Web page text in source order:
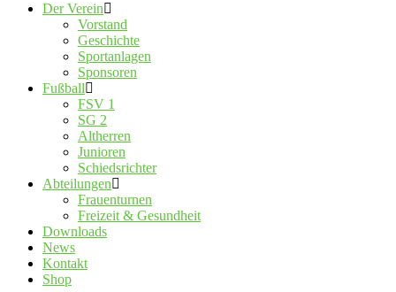
Der Verein
Vorstand
Geschichte
Sportanlagen
Sponsoren
Fußball
FSV 1
SG 2
Altherren
Junioren
Schiedsrichter
Abteilungen
Frauenturnen
Freizeit & Gesundheit
Downloads
News
Kontakt
Shop